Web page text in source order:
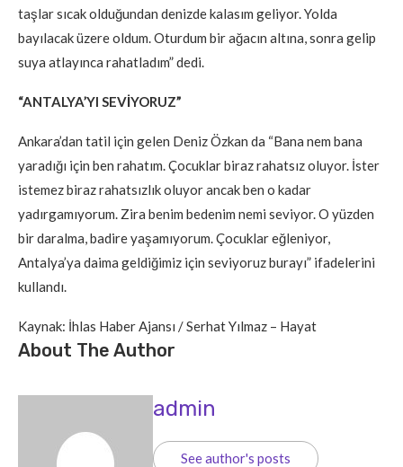
taşlar sıcak olduğundan denizde kalasım geliyor. Yolda
bayılacak üzere oldum. Oturdum bir ağacın altına, sonra gelip
suya atlayınca rahatladım” dedi.
“ANTALYA’YI SEVİYORUZ”
Ankara’dan tatil için gelen Deniz Özkan da “Bana nem bana
yaradığı için ben rahatım. Çocuklar biraz rahatsız oluyor. İster
istemez biraz rahatsızlık oluyor ancak ben o kadar
yadırgamıyorum. Zira benim bedenim nemi seviyor. O yüzden
bir daralma, badire yaşamıyorum. Çocuklar eğleniyor,
Antalya’ya daima geldiğimiz için seviyoruz burayı” ifadelerini
kullandı.
Kaynak: İhlas Haber Ajansı / Serhat Yılmaz – Hayat
About The Author
admin
See author's posts